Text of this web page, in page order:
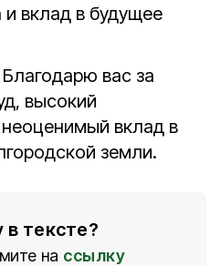
вклад в будущее
вас за
высокий
вклад в
земли.
тексте?
на ссылку